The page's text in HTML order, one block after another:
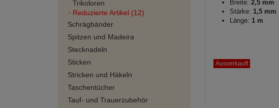
Trikoloren
Reduzierte Artikel (12)
Schrägbänder
Spitzen und Madeira
Stecknadeln
Sticken
Stricken und Häkeln
Taschentücher
Tauf- und Trauerzubehör
Breite: 2,5 mm
Stärke: 1,5 mm
Länge: 1 m
Ausverkauft